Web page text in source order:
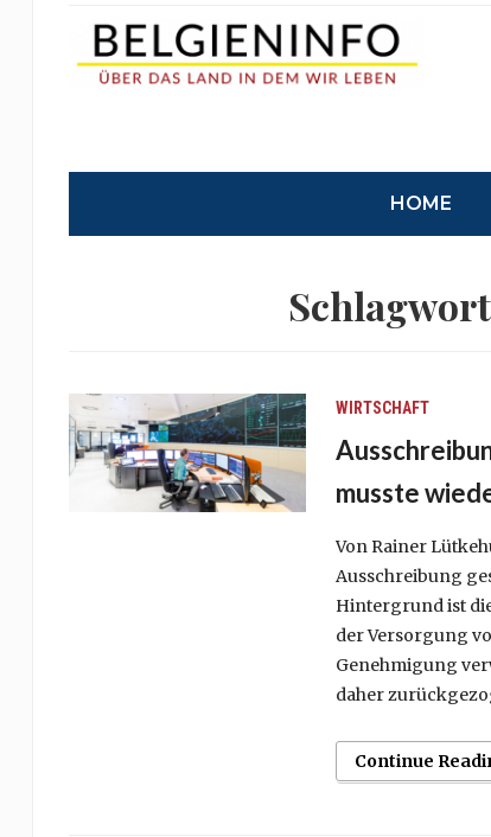
HOME
WIRTSCHAFT
musste
Von Rainer
Ausschreibung
Hintergrund ist
der Versorgung
Genehmigung
daher
Continue